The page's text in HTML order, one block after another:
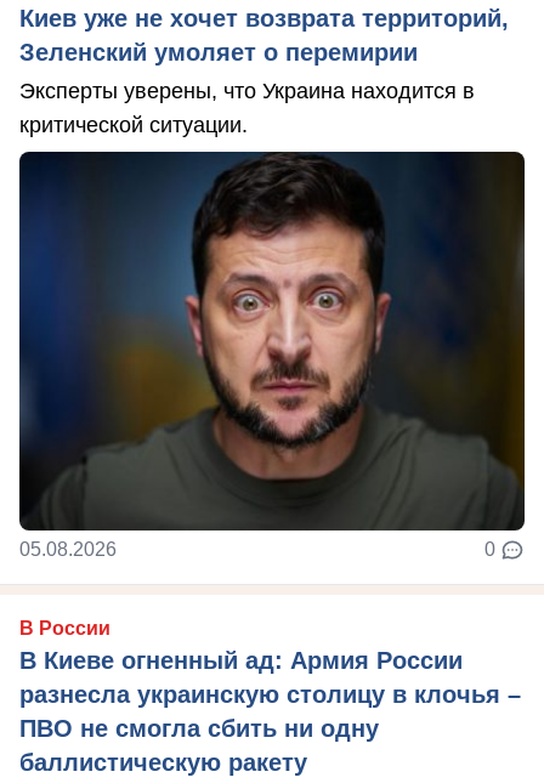
Киев уже не хочет возврата территорий,
Зеленский умоляет о перемирии
Эксперты уверены, что Украина находится в
критической ситуации.
05.08.2026 0
В России
В Киеве огненный ад: Армия России
разнесла украинскую столицу в клочья –
ПВО не смогла сбить ни одну
баллистическую ракету